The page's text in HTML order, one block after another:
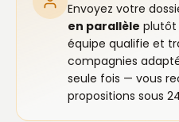
Envoyez votre
en parallèle plutôt
équipe qualifie et
compagnies
seule fois — vous
propositions sous